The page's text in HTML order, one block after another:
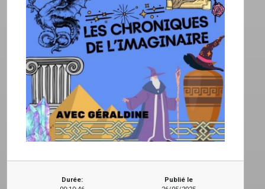
Durée:
Publié le